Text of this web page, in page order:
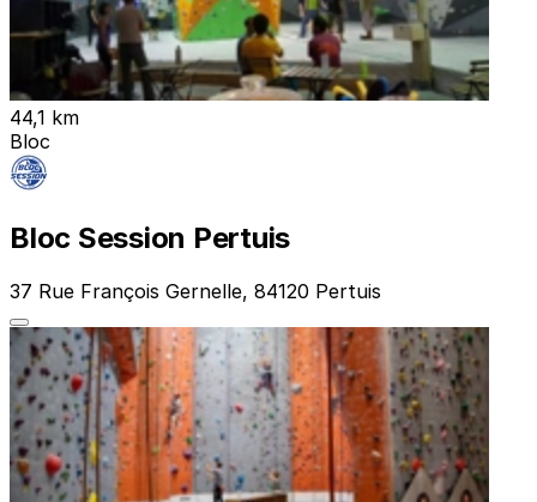
44,1 km
Bloc
Bloc Session Pertuis
37 Rue François Gernelle, 84120 Pertuis